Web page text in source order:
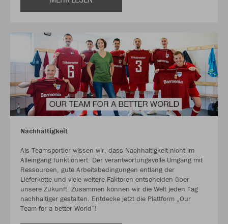
Nachhaltigkeit
Als Teamsportler wissen wir, dass Nachhaltigkeit nicht im
Alleingang funktioniert. Der verantwortungsvolle Umgang mit
Ressourcen, gute Arbeitsbedingungen entlang der
Lieferkette und viele weitere Faktoren entscheiden über
unsere Zukunft. Zusammen können wir die Welt jeden Tag
nachhaltiger gestalten. Entdecke jetzt die Plattform „Our
Team for a better World“!